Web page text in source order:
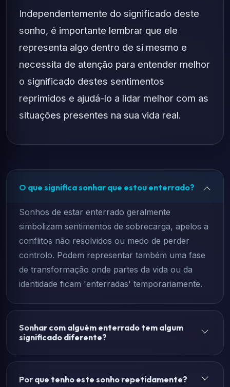
Independentemente do significado deste
sonho, é importante lembrar que ele
representa algo dentro de si mesmo e
necessita de atenção para entender melhor
o significado destes sentimentos
reprimidos e ajudá-lo a lidar melhor com as
situações presentes na sua vida real.
O que significa sonhar que estou enterrado?
Sonhos de estar enterrado geralmente
simbolizam sentimentos de sobrecarga, apelos a
conflitos não resolvidos ou medo de perder
controlo. Podem representar também uma fase
de transformação onde partes da vida ou da
identidade ficam 'enterradas' temporariamente.
Sonhar com alguém enterrado tem algum
significado diferente?
Por que tenho este sonho repetidamente?